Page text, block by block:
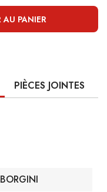
AU PANIER
PIÈCES JOINTES